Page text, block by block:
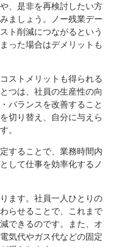
、是非を再検討したい方
ましょう。ノー残業デー
ト削減につながるという
った場合はデメリットも
ストメリットも得られる
つは、社員の生産性の向
バランスを改善すること
切り替え、自分に与えら
。
することで、業務時間内
して仕事を効率化するノ
ます。社員一人ひとりの
らせることで、これまで
できるのです。また、オ
気代やガス代などの固定